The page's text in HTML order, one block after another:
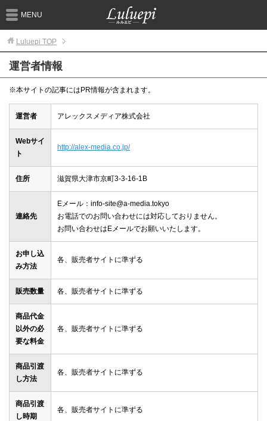
MENU
Luluepi TOP
運営者情報
※本サイトの記事にはPR情報が含まれます。
運営者 アレックスメディア株式会社
Webサイ
ト
http://alex-media.co.jp/
住所 滋賀県大津市京町3-3-16-1B
連絡先
Eメール：info-site@a-media.tokyo
お電話でのお問い合わせには対応しておりません。
お問い合わせはEメールでお願いいたします。
お申し込
み方法
各、販売者サイトに準ずる
販売数量 各、販売者サイトに準ずる
商品代金
以外の必
要な料金
各、販売者サイトに準ずる
商品引渡
し方法
各、販売者サイトに準ずる
商品引渡
し時期
各、販売者サイトに準ずる